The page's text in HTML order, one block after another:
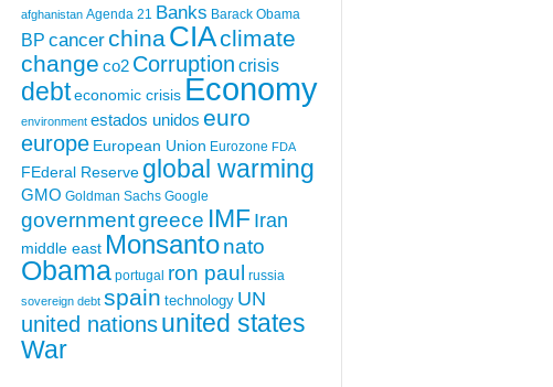
afghanistan Agenda 21 Banks Barack Obama
BP cancerchinaCIAclimate
change co2 Corruption crisis
debteconomic crisis Economy
environment estados unidos euro
europe European Union Eurozone FDA
FEderal Reserve global warming
GMO Goldman Sachs Google
governmentgreece IMF Iran
middle east Monsantonato
Obama portugal ron paul russia
sovereign debt spain technology UN
united nationsunited states
War